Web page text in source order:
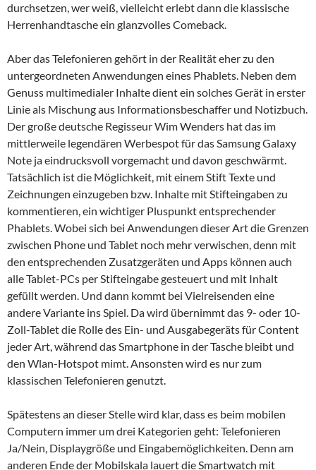
durchsetzen, wer weiß, vielleicht erlebt dann die klassische
Herrenhandtasche ein glanzvolles Comeback.
Aber das Telefonieren gehört in der Realität eher zu den
untergeordneten Anwendungen eines Phablets. Neben dem
Genuss multimedialer Inhalte dient ein solches Gerät in erster
Linie als Mischung aus Informationsbeschaffer und Notizbuch.
Der große deutsche Regisseur Wim Wenders hat das im
mittlerweile legendären Werbespot für das Samsung Galaxy
Note ja eindrucksvoll vorgemacht und davon geschwärmt.
Tatsächlich ist die Möglichkeit, mit einem Stift Texte und
Zeichnungen einzugeben bzw. Inhalte mit Stifteingaben zu
kommentieren, ein wichtiger Pluspunkt entsprechender
Phablets. Wobei sich bei Anwendungen dieser Art die Grenzen
zwischen Phone und Tablet noch mehr verwischen, denn mit
den entsprechenden Zusatzgeräten und Apps können auch
alle Tablet-PCs per Stifteingabe gesteuert und mit Inhalt
gefüllt werden. Und dann kommt bei Vielreisenden eine
andere Variante ins Spiel. Da wird übernimmt das 9- oder 10-
Zoll-Tablet die Rolle des Ein- und Ausgabegeräts für Content
jeder Art, während das Smartphone in der Tasche bleibt und
den Wlan-Hotspot mimt. Ansonsten wird es nur zum
klassischen Telefonieren genutzt.
Spätestens an dieser Stelle wird klar, dass es beim mobilen
Computern immer um drei Kategorien geht: Telefonieren
Ja/Nein, Displaygröße und Eingabemöglichkeiten. Denn am
anderen Ende der Mobilskala lauert die Smartwatch mit